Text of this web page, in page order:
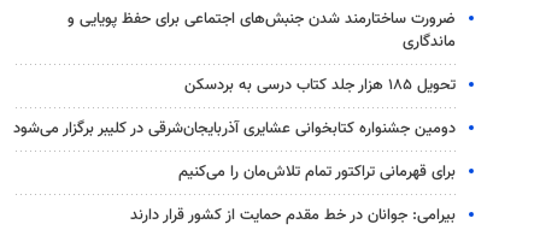
ضرورت ساختارمند شدن جنبش‌های اجتماعی برای حفظ پویایی و
ماندگاری
تحویل ۱۸۵ هزار جلد کتاب درسی به بردسکن
دومین جشنواره کتابخوانی عشایری آذربایجان‌شرقی در کلیبر برگزار می‌شود
برای قهرمانی تراکتور تمام تلاش‌مان را می‌کنیم
بیرامی: جوانان در خط مقدم حمایت از کشور قرار دارند